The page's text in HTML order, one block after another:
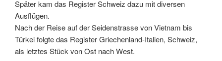
Später kam das Register Schweiz dazu mit diversen
Ausflügen.
Nach der Reise auf der Seidenstrasse von Vietnam bis
Türkei folgte das Register Griechenland-Italien, Schweiz,
als letztes Stück von Ost nach West.